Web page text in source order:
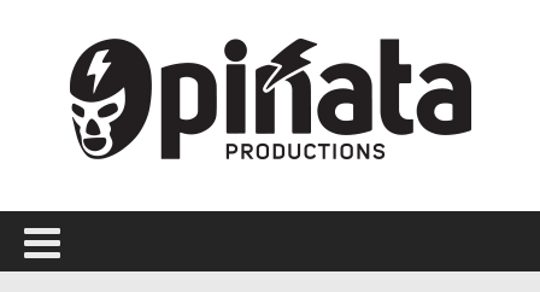
Menú Principal
PORTADA
CONCIERTOS
FESTIVALES